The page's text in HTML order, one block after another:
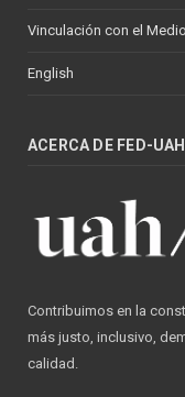
Vinculación con el Medio
English
ACERCA DE FED-UAH
Contribuimos en la
más justo, inclusivo,
calidad.